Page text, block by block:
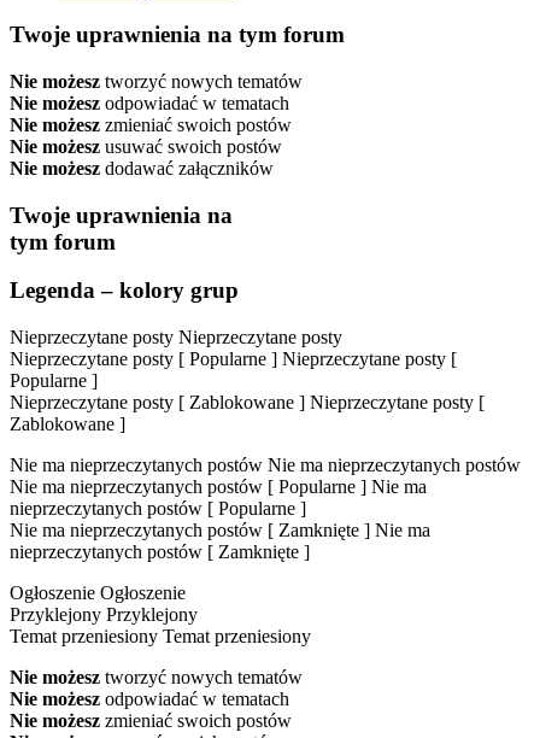
Twoje uprawnienia na tym forum
Nie możesz tworzyć nowych tematów
Nie możesz odpowiadać w tematach
Nie możesz zmieniać swoich postów
Nie możesz usuwać swoich postów
Nie możesz dodawać załączników
Twoje uprawnienia na
tym forum
Legenda – kolory grup
Nieprzeczytane posty Nieprzeczytane posty
Nieprzeczytane posty [ Popularne ] Nieprzeczytane posty [
Popularne ]
Nieprzeczytane posty [ Zablokowane ] Nieprzeczytane posty [
Zablokowane ]
Nie ma nieprzeczytanych postów Nie ma nieprzeczytanych postów
Nie ma nieprzeczytanych postów [ Popularne ] Nie ma
nieprzeczytanych postów [ Popularne ]
Nie ma nieprzeczytanych postów [ Zamknięte ] Nie ma
nieprzeczytanych postów [ Zamknięte ]
Ogłoszenie Ogłoszenie
Przyklejony Przyklejony
Temat przeniesiony Temat przeniesiony
Nie możesz tworzyć nowych tematów
Nie możesz odpowiadać w tematach
Nie możesz zmieniać swoich postów